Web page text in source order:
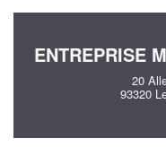
ENTREPRISE
20
93320